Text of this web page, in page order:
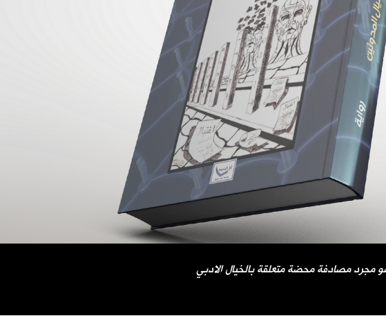
مجرد مصادفة محضة متعلقة بالخيال الادبي